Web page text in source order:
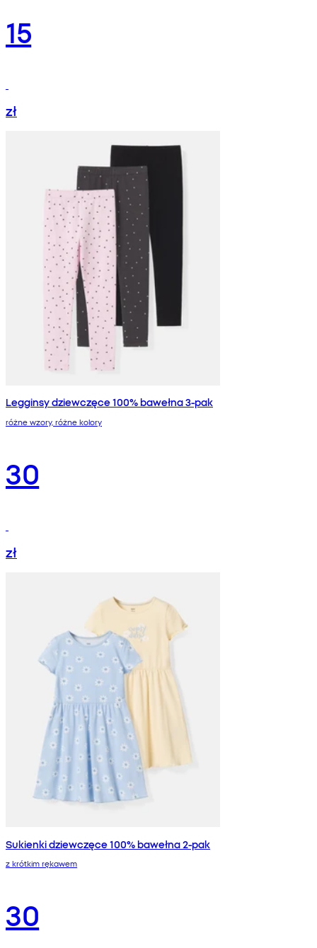
15
zł
Legginsy dziewczęce 100% bawełna 3-pak
różne wzory, różne kolory
30
zł
Sukienki dziewczęce 100% bawełna 2-pak
z krótkim rękawem
30